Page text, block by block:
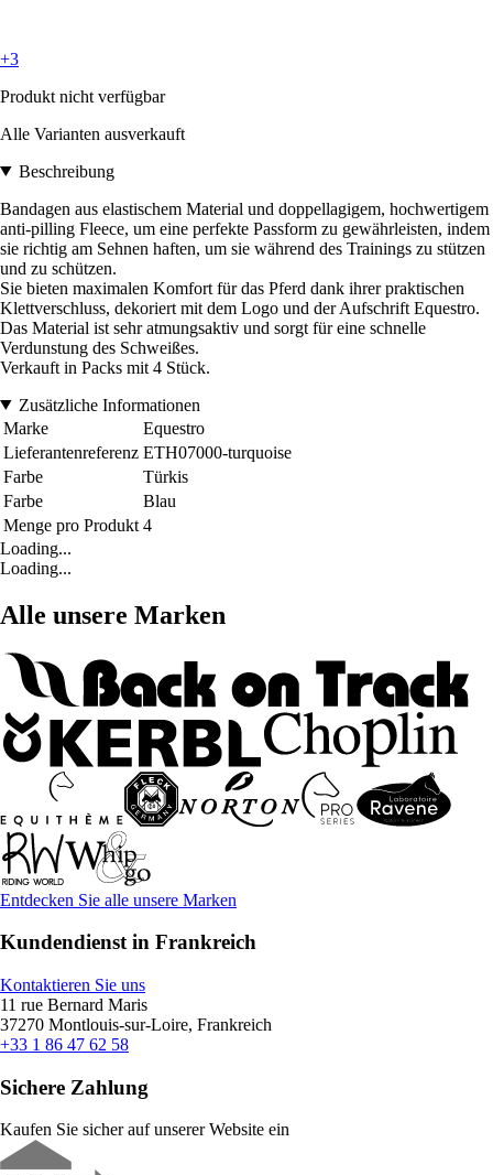
+3
Produkt nicht verfügbar
Alle Varianten ausverkauft
Beschreibung
Bandagen aus elastischem Material und doppellagigem, hochwertigem
anti-pilling Fleece, um eine perfekte Passform zu gewährleisten, indem
sie richtig am Sehnen haften, um sie während des Trainings zu stützen
und zu schützen.
Sie bieten maximalen Komfort für das Pferd dank ihrer praktischen
Klettverschluss, dekoriert mit dem Logo und der Aufschrift Equestro.
Das Material ist sehr atmungsaktiv und sorgt für eine schnelle
Verdunstung des Schweißes.
Verkauft in Packs mit 4 Stück.
Zusätzliche Informationen
Marke
Equestro
Lieferantenreferenz ETH07000-turquoise
Farbe
Türkis
Farbe
Blau
Menge pro Produkt 4
Loading...
Loading...
Alle unsere Marken
Entdecken Sie alle unsere Marken
Kundendienst in Frankreich
Kontaktieren Sie uns
11 rue Bernard Maris
37270 Montlouis-sur-Loire, Frankreich
+33 1 86 47 62 58
Sichere Zahlung
Kaufen Sie sicher auf unserer Website ein